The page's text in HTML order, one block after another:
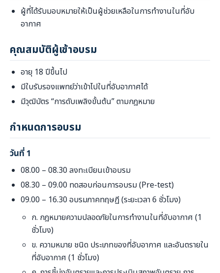
ผู้ที่ได้รับมอบหมายให้เป็นผู้ช่วยเหลือในการทำงานในที่อับ
อากาศ
คุณสมบัติผู้เข้าอบรม
อายุ 18 ปีขึ้นไป
มีใบรับรองแพทย์ว่าเข้าไปในที่อับอากาศได้
มีวุฒิบัตร “การดับเพลิงขั้นต้น” ตามกฎหมาย
กำหนดการอบรม
วันที่ 1
08.00 – 08.30 ลงทะเบียนเข้าอบรม
08.30 – 09.00 ทดสอบก่อนการอบรม (Pre-test)
09.00 – 16.30 อบรมภาคทฤษฏี (ระยะเวลา 6 ชั่วโมง)
ก. กฎหมายความปลอดภัยในการทำงานในที่อับอากาศ (1
ชั่วโมง)
ข. ความหมาย ชนิด ประเภทของที่อับอากาศ และอันตรายใน
ที่อับอากาศ (1 ชั่วโมง)